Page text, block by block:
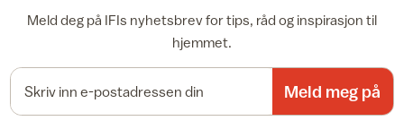
Meld deg på IFIs nyhetsbrev for tips, råd og inspirasjon til
hjemmet.
Meld meg på